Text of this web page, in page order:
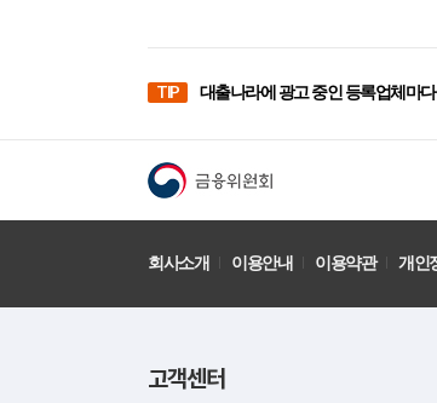
TIP 대출나라에 광고 중인 등록업체마
회사소개 이용안내 이용약관 개인
고객센터